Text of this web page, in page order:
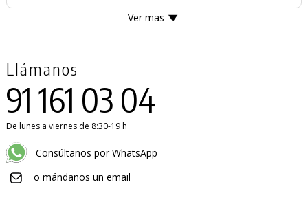
Ver mas
Llámanos
91 161 03 04
De lunes a viernes de 8:30-19 h
Consúltanos por WhatsApp
o mándanos un email